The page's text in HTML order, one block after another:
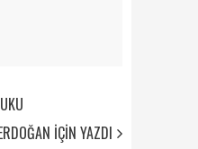
İÇİN YAZDI